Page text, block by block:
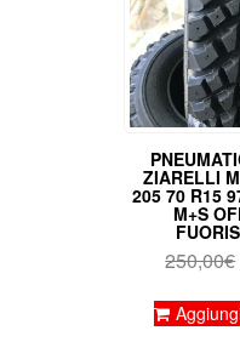
ZIARELLI
205 70 R15
M+S
250,00€